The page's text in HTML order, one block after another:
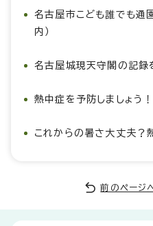
名古屋市こども誰でも通
内）
名古屋城現天守閣の記録
熱中症を予防しましょう！
これからの暑さ大丈夫？
前のページ